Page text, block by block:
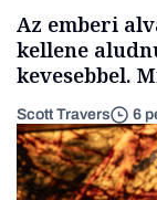
Az emberi
kellene
kevesebbel.
Scott Travers 6